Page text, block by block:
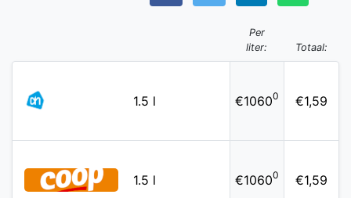
Per
liter:
Totaal:
1.5 l €10600 €1,59
1.5 l €10600 €1,59